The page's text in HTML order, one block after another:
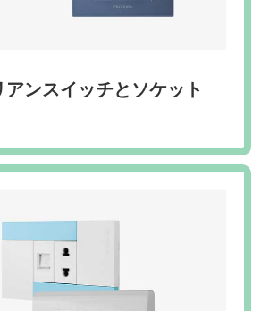
アンスイッチとソケット